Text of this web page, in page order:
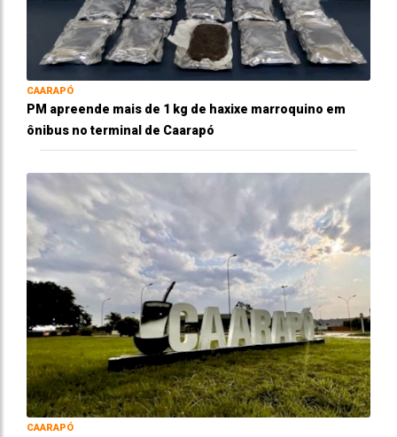
CAARAPÓ
PM apreende mais de 1 kg de haxixe marroquino em
ônibus no terminal de Caarapó
CAARAPÓ